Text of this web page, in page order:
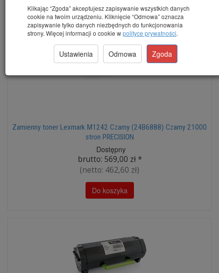
Zamienny toner Lexmark M1242 Czarny (24B6888) Czarny 21000
stron PRECISION
Dostępny
brutto: 569,00 zł*
(netto: 462,60 zł)
Do koszyka
Klikając “Zgoda” akceptujesz zapisywanie wszystkich danych
cookie na twoim urządzeniu. Kliknięcie “Odmowa” oznacza
zapisywanie tylko danych niezbędnych do funkcjonowania
strony. Więcej informacji o cookie wpolityce prywatności.
Ustawienia Odmowa Zgoda